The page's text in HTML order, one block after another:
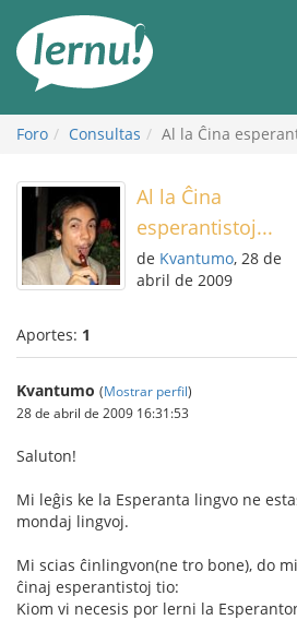
Foro Consultas Al la Ĉina
Al la Ĉina
esperantistoj...
de Kvantumo, 28 de
abril de 2009
Aportes: 1
Kvantumo (Mostrar perfil)
28 de abril de 2009 16:31:53
Saluton!
Mi leĝis ke la Esperanta lingvo ne
mondaj lingvoj.
Mi scias ĉinlingvon(ne tro bone), do
ĉinaj esperantistoj tio:
Kiom vi necesis por lerni la